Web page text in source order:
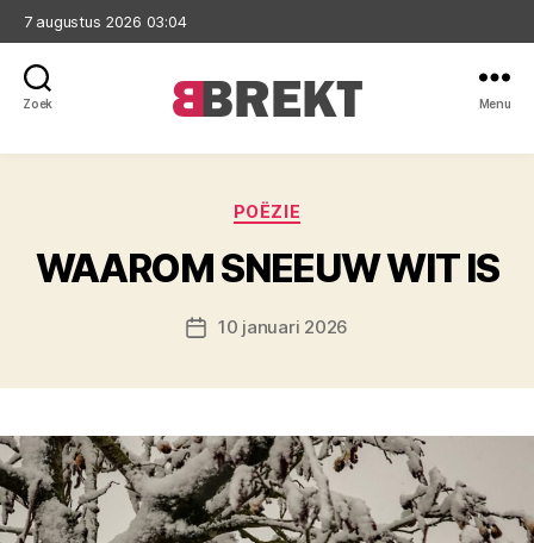
7 augustus 2026 03:04
Zoek Menu
Categorieën
POËZIE
WAAROM SNEEUW WIT IS
Berichtdatum
10 januari 2026